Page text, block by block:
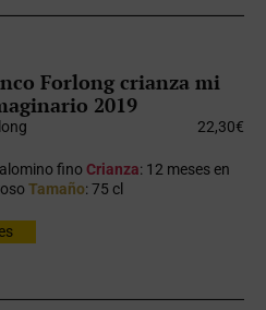
Forlong crianza mi
2019
22,30€
finoCrianza: 12 meses en
Tamaño: 75 cl